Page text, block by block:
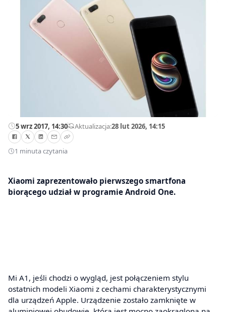
5 wrz 2017, 14:30—Aktualizacja:28 lut 2026, 14:15
1 minuta czytania
Xiaomi zaprezentowało pierwszego smartfona
biorącego udział w programie Android One.
Mi A1, jeśli chodzi o wygląd, jest połączeniem stylu
ostatnich modeli Xiaomi z cechami charakterystycznymi
dla urządzeń Apple. Urządzenie zostało zamknięte w